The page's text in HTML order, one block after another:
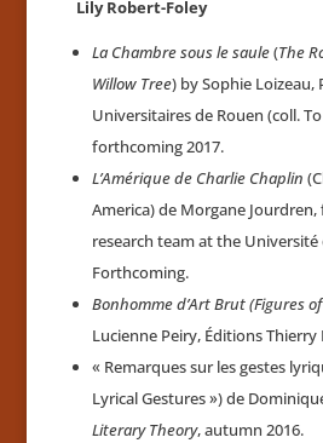
Lily Robert-Foley
La Chambre sous le saule(The
Willow Tree) by Sophie Loizeau,
Universitaires de Rouen (coll.
forthcoming 2017.
L’Amérique de Charlie Chaplin
America) de Morgane Jourdren,
research team at the Université
Forthcoming.
Bonhomme d’Art Brut(Figures
Lucienne Peiry, Éditions Thierry
« Remarques sur les gestes
Lyrical Gestures ») de
Literary Theory, autumn 2016.